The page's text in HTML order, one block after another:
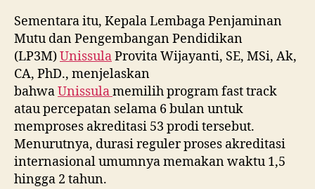
Sementara itu, Kepala Lembaga Penjaminan
Mutu dan Pengembangan Pendidikan
(LP3M)UnissulaProvita Wijayanti, SE, MSi, Ak,
CA, PhD., menjelaskan
bahwaUnissulamemilih program fast track
atau percepatan selama 6 bulan untuk
memproses akreditasi 53 prodi tersebut.
Menurutnya, durasi reguler proses akreditasi
internasional umumnya memakan waktu 1,5
hingga 2 tahun.